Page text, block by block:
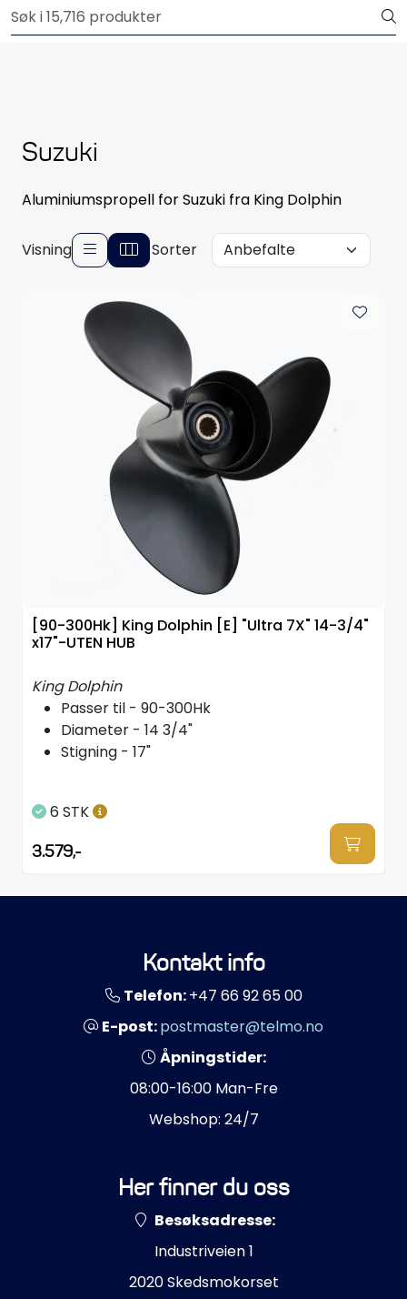
Skip to main content
Suzuki
Aluminiumspropell for Suzuki fra King Dolphin
Visning Sorter
[90-300Hk] King Dolphin [E] "Ultra 7X" 14-3/4"
x17"-UTEN HUB
King Dolphin
Passer til - 90-300Hk
Diameter - 14 3/4"
Stigning - 17"
6 STK
3.579,-
Kontakt info
Telefon:+47 66 92 65 00
E-post:postmaster@telmo.no
Åpningstider:
08:00-16:00 Man-Fre
Webshop: 24/7
Her finner du oss
Besøksadresse:
Industriveien 1
2020 Skedsmokorset
Motordelsvelger/SONAR
Anoder
Brannslukkere
Hydraulisk styring
Propeller